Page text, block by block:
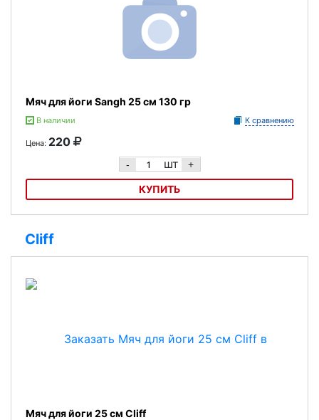
Мяч для йоги Sangh 25 см 130 гр
В наличии К сравнению
Цена: 220
- шт +
КУПИТЬ
Cliff
Мяч для йоги 25 см Cliff